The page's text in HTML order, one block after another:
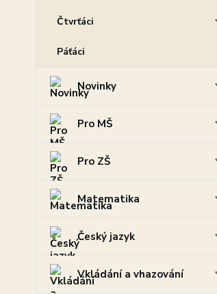
Čtvrťáci
Páťáci
Novinky
Pro MŠ
Pro ZŠ
Matematika
Český jazyk
Vkládání a vhazování